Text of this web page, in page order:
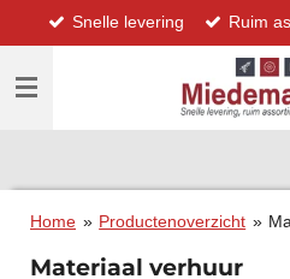
direct
naar
hoofdinhoud
Snelle levering Ruim
Home » Productenoverzicht »
Materiaal verhuur